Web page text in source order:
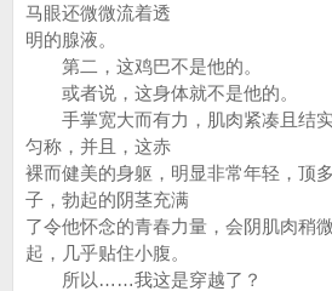
马眼还微微流着透
明的腺液。
第二，这鸡巴不是他的。
或者说，这身体就不是他的。
手掌宽大而有力，肌肉紧凑且结实
匀称，并且，这赤
裸而健美的身躯，明显非常年轻，顶
子，勃起的阴茎充满
了令他怀念的青春力量，会阴肌肉稍
起，几乎贴住小腹。
所以……我这是穿越了？